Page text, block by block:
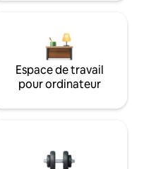
Espace de travail
pour ordinateur